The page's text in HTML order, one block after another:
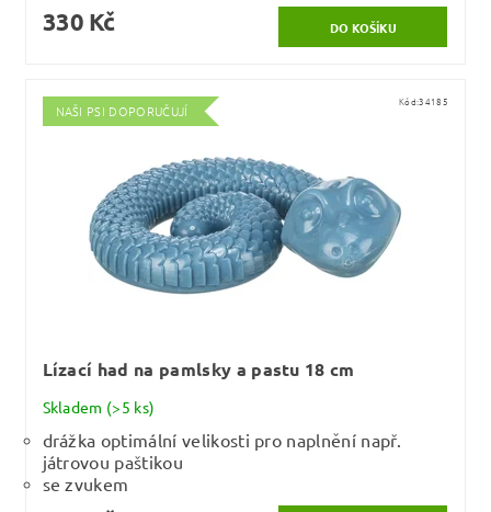
330 Kč
NAŠI PSI DOPORUČUJÍ
Kód:34185
Lízací had na pamlsky a pastu 18 cm
Skladem (>5 ks)
drážka optimální velikosti pro naplnění např.
játrovou paštikou
se zvukem